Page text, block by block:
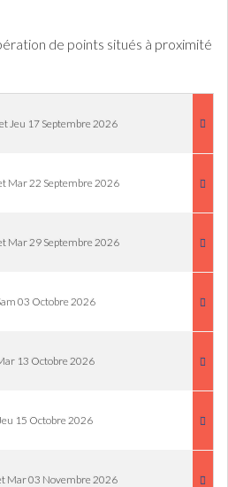
de points situés à proximité
Jeu 17 Septembre 2026
Mar 22 Septembre 2026
Mar 29 Septembre 2026
03 Octobre 2026
13 Octobre 2026
15 Octobre 2026
Mar 03 Novembre 2026